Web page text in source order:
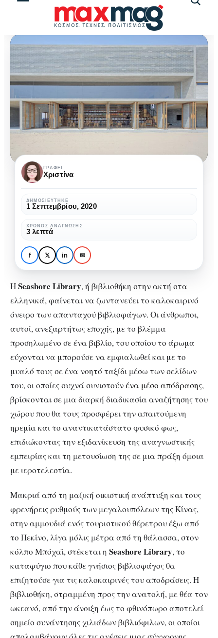
ΒΙΒΛΊΟ
Seashore Library, μια
μοναχική βιβλιοθήκη
στην ακτή
Seashore
Library,
μια
μοναχική
βιβλιοθήκη
στην
ακτή
ΓΡΆΦΕΙ
Χριστίνα
ΔΗΜΟΣΙΕΎΤΗΚΕ
1 Σεπτεμβρίου, 2020
ΧΡΌΝΟΣ ΑΝΆΓΝΩΣΗΣ
3 λεπτά
f 𝕏 in ✉
ΗSeashore Library, ή βιβλιοθήκη στην ακτή στα
ελληνικά, φαίνεται να ζωντανεύει το καλοκαιρινό
όνειρο των απανταχού βιβλιοφάγων. Οι άνθρωποι,
αυτοί, ανεξαρτήτως εποχής, με το βλέμμα
προσηλωμένο σε ένα βιβλίο, του οποίου το άρωμα
εύχονται να μπορούσε να εμφιαλωθεί και με το
μυαλό τους σε ένα νοητό ταξίδι μέσω των σελίδων
του, οι οποίες συχνά συνιστούνένα μέσο απόδρασης,
βρίσκονται σε μια διαρκή διαδικασία αναζήτησης του
χώρου που θα τους προσφέρει την απαιτούμενη
ηρεμία και το αναντικατάστατο φυσικό φως,
επιδιώκοντας την εξιδανίκευση της αναγνωστικής
εμπειρίας και τη μετουσίωση της σε μια πράξη όμοια
με ιεροτελεστία.
Μακριά από τη μαζική οικιστική ανάπτυξη και τους
φρενήρεις ρυθμούς των μεγαλουπόλεων της Κίνας,
στην αμμουδιά ενός τουριστικού θέρετρου έξω από
το Πεκίνο, λίγα μόλις μέτρα από τη θάλασσα, στον
κόλπο Μπόχαϊ, στέκεται η Seashore Library, το
καταφύγιο που κάθε γνήσιος βιβλιοφάγος θα
επιζητούσε για τις καλοκαιρινές του αποδράσεις. Η
βιβλιοθήκη, στραμμένη προς την ανατολή, με θέα τον
ωκεανό, από την άνοιξη έως το φθινόπωρο αποτελεί
σημείο συνάντησης χιλιάδων βιβλιόφιλων, οι οποίοι